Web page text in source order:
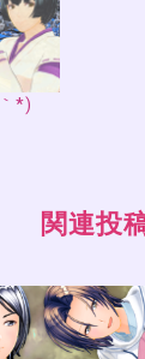
*)
関連投